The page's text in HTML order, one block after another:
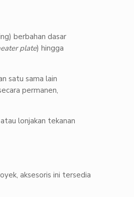
berbahan dasar
plate) hingga
satu sama lain
permanen,
lonjakan tekanan
aksesoris ini tersedia